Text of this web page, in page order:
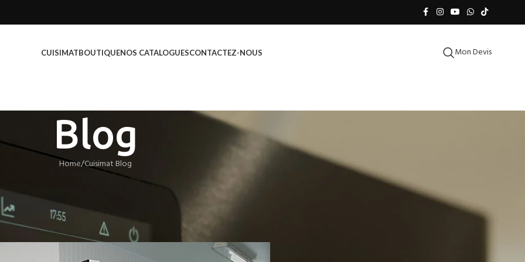
CUISIMATBOUTIQUENOS CATALOGUESCONTACTEZ-NOUS Mon Devis
Blog
Home Cuisimat Blog
: Trouvez le réfrigérateur prix
On avril 25, 2024